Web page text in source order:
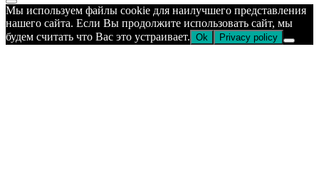
Прокрутка
к
верху
Мы используем файлы cookie для наилучшего представления
нашего сайта. Если Вы продолжите использовать сайт, мы
будем считать что Вас это устраивает. Ok Privacy policy